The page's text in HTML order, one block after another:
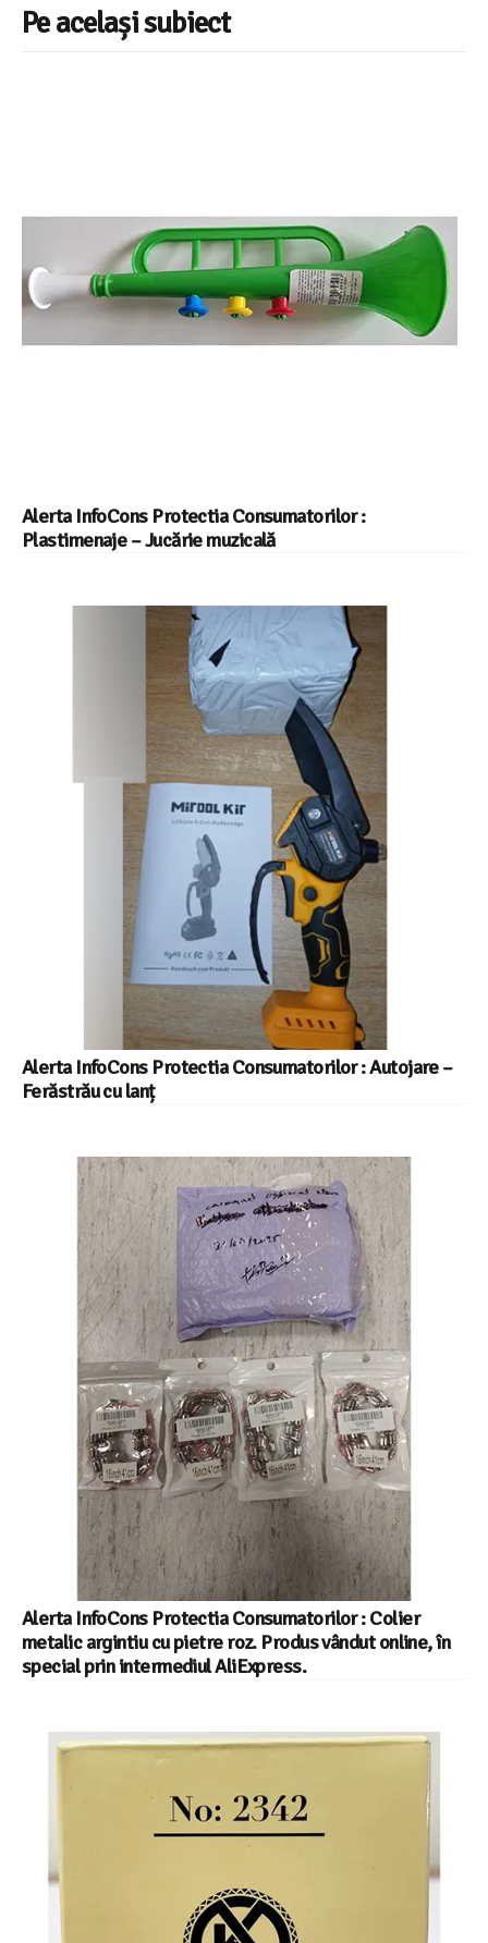
Pe același subiect
Alerta InfoCons Protectia Consumatorilor :
Plastimenaje – Jucărie muzicală
Alerta InfoCons Protectia Consumatorilor : Autojare –
Ferăstrău cu lanț
Alerta InfoCons Protectia Consumatorilor : Colier
metalic argintiu cu pietre roz. Produs vândut online, în
special prin intermediul AliExpress.